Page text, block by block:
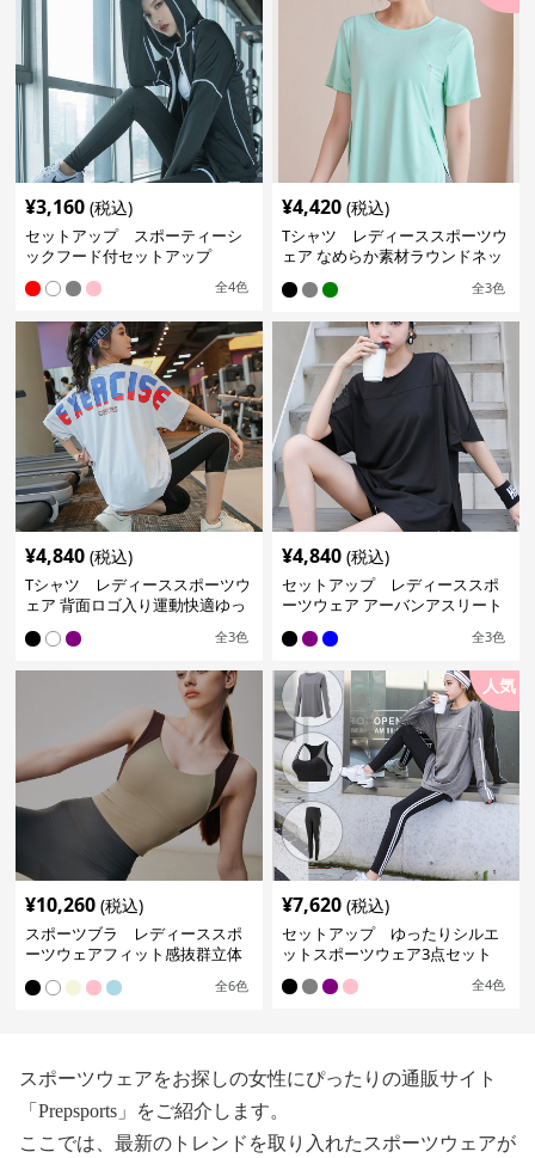
¥3,160 (税込)
セットアップ スポーティーシ
ックフード付セットアップ
全4色
¥4,420 (税込)
Tシャツ レディーススポーツウ
ェア なめらか素材ラウンドネッ
全3色
¥4,840 (税込)
Tシャツ レディーススポーツウ
ェア 背面ロゴ入り運動快適ゆっ
全3色
¥4,840 (税込)
セットアップ レディーススポ
ーツウェア アーバンアスリート
全3色
¥10,260 (税込)
スポーツブラ レディーススポ
ーツウェアフィット感抜群立体
全6色
人気
¥7,620 (税込)
セットアップ ゆったりシルエ
ットスポーツウェア3点セット
全4色
スポーツウェアをお探しの女性にぴったりの通販サイト
「Prepsports」をご紹介します。
ここでは、最新のトレンドを取り入れたスポーツウェアが